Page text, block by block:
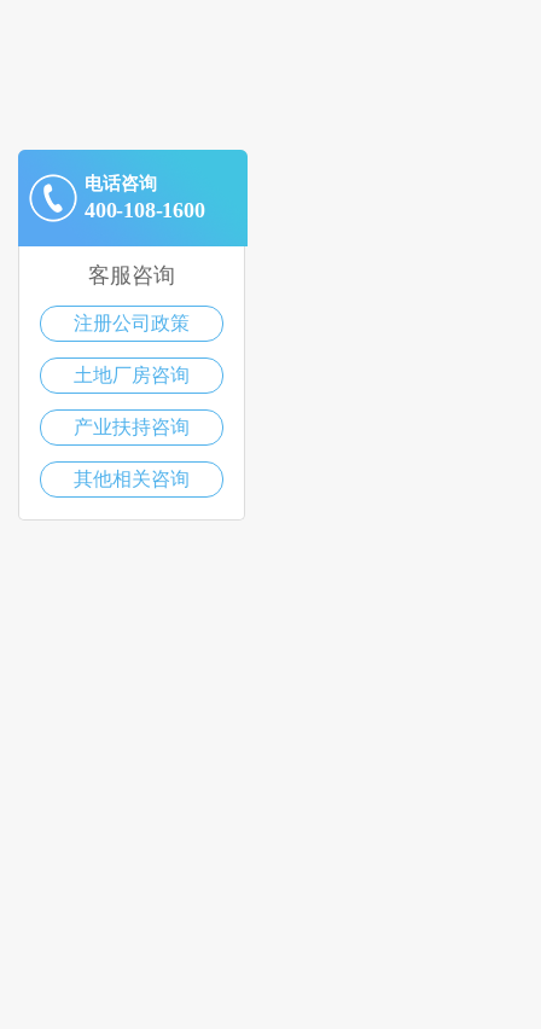
电话咨询
400-108-1600
客服咨询
注册公司政策
土地厂房咨询
产业扶持咨询
其他相关咨询